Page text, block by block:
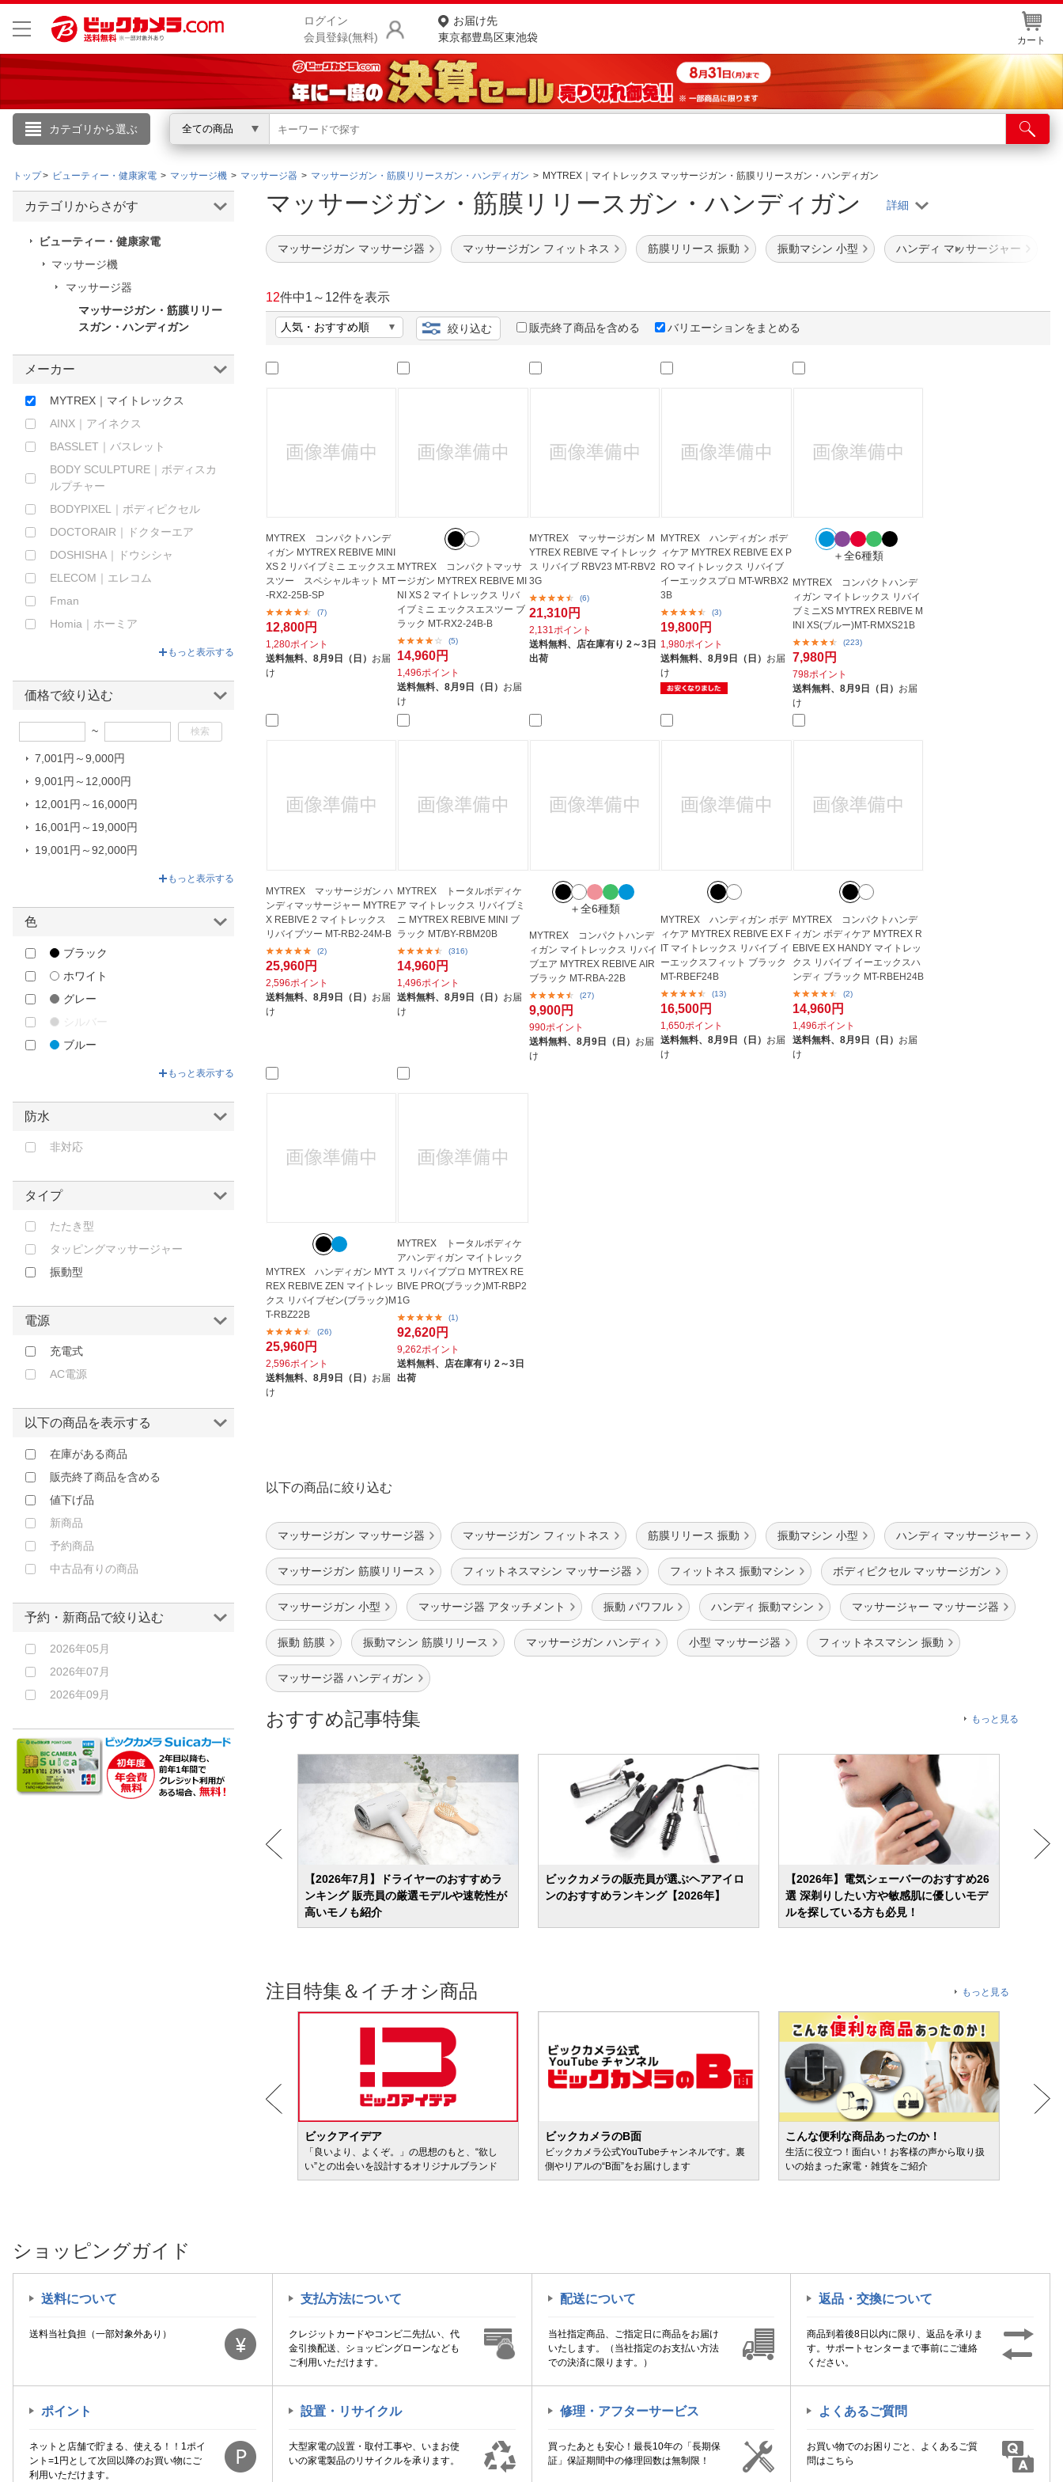
ログイン
会員登録(無料)
お届け先
東京都豊島区東池袋
カート
カテゴリから選ぶ 全ての商品
こんにちは
ログイン
会員メニュー
お買いもの履歴
お知らせ
ランキングからさがす
カテゴリ一覧からさがす
ご利用ガイド
よくある質問・お問合せ
ネット取り置き
ポイントカードWEB登録
店舗情報・店舗一覧
トップ ビューティー・健康家電 マッサージ機 マッサージ器 マッサージガン・筋膜リリースガン・ハンディガン MYTREX｜マイトレックス マッサージガン・筋膜リリースガン・ハンディガン
マッサージガン・筋膜リリースガン・ハンディガン
マッサージガン マッサージ器 マッサージガン フィットネス 筋膜リリース 振動 振動マシン 小型 ハンディ マッサージャー
12件中1 ～ 12件を表示
絞り込む 販売終了商品を含める バリエーションをまとめる
MYTREX コンパクトハンデ
ィガン MYTREX REBIVE MINI
XS 2 リバイブミニ エックスエ
スツー スペシャルキット MT
-RX2-25B-SP
(7)
12,800円
1,280ポイント
送料無料、 8月9日（日） お届
け
MYTREX コンパクトマッサ
ージガン MYTREX REBIVE MI
NI XS 2 マイトレックス リバ
イブミニ エックスエスツー ブ
ラック MT-RX2-24B-B
(5)
14,960円
1,496ポイント
送料無料、8月9日（日） お届
け
MYTREX マッサージガン M
YTREX REBIVE マイトレック
ス リバイブ RBV23 MT-RBV2
3G
(6)
21,310円
2,131ポイント
送料無料、 店在庫有り 2～3日
出荷
MYTREX ハンディガン ボデ
ィケア MYTREX REBIVE EX P
RO マイトレックス リバイブ
イーエックスプロ MT-WRBX2
3B
(3)
19,800円
1,980ポイント
送料無料、8月9日（日） お届
け
＋全6種類
MYTREX コンパクトハンデ
ィガン マイトレックス リバイ
ブミニXS MYTREX REBIVE M
INI XS(ブルー)MT-RMXS21B
(223)
7,980円
798ポイント
送料無料、 8月9日（日） お届
け
MYTREX マッサージガン ハ
ンディマッサージャー MYTRE
X REBIVE 2 マイトレックス
リバイブツー MT-RB2-24M-B
(2)
25,960円
2,596ポイント
送料無料、 8月9日（日） お届
け
MYTREX トータルボディケ
ア マイトレックス リバイブミ
ニ MYTREX REBIVE MINI ブ
ラック MT/BY-RBM20B
(316)
14,960円
1,496ポイント
送料無料、8月9日（日） お届
け
＋全6種類
MYTREX コンパクトハンデ
ィガン マイトレックス リバイ
ブエア MYTREX REBIVE AIR
ブラック MT-RBA-22B
(27)
9,900円
990ポイント
送料無料、 8月9日（日） お届
け
MYTREX ハンディガン ボデ
ィケア MYTREX REBIVE EX F
IT マイトレックス リバイブ イ
ーエックスフィット ブラック
MT-RBEF24B
(13)
16,500円
1,650ポイント
送料無料、8月9日（日） お届
け
MYTREX コンパクトハンデ
ィガン ボディケア MYTREX R
EBIVE EX HANDY マイトレッ
クス リバイブ イーエックスハ
ンディ ブラック MT-RBEH24B
(2)
14,960円
1,496ポイント
送料無料、 8月9日（日） お届
け
MYTREX ハンディガン MYT
REX REBIVE ZEN マイトレッ
クス リバイブゼン(ブラック)M
T-RBZ22B
(26)
25,960円
2,596ポイント
送料無料、 8月9日（日） お届
け
MYTREX トータルボディケ
アハンディガン マイトレック
ス リバイブプロ MYTREX RE
BIVE PRO(ブラック)MT-RBP2
1G
(1)
92,620円
9,262ポイント
送料無料、 店在庫有り 2～3日
出荷
以下の商品に絞り込む
マッサージガン マッサージ器 マッサージガン フィットネス 筋膜リリース 振動 振動マシン 小型 ハンディ マッサージャー
マッサージガン 筋膜リリース フィットネスマシン マッサージ器 フィットネス 振動マシン ボディピクセル マッサージガン
マッサージガン 小型 マッサージ器 アタッチメント 振動 パワフル ハンディ 振動マシン マッサージャー マッサージ器
振動 筋膜 振動マシン 筋膜リリース マッサージガン ハンディ 小型 マッサージ器 フィットネスマシン 振動
マッサージ器 ハンディガン
おすすめ記事特集 もっと見る
【2026年7月】ドライヤーのおすすめラ
ンキング 販売員の厳選モデルや速乾性が
高いモノも紹介
ビックカメラの販売員が選ぶヘアアイロ
ンのおすすめランキング【2026年】
【2026年】電気シェーバーのおすすめ26
選 深剃りしたい方や敏感肌に優しいモデ
ルを探している方も必見！
注目特集＆イチオシ商品 もっと見る
ビックアイデア
「良いより、よくぞ。」の思想のもと、“欲し
い”との出会いを設計するオリジナルブランド
ビックカメラのB面
ビックカメラ公式YouTubeチャンネルです。裏
側やリアルの“B面”をお届けします
こんな便利な商品あったのか！
生活に役立つ！面白い！お客様の声から取り扱
いの始まった家電・雑貨をご紹介
カテゴリからさがす
ビューティー・健康家電
マッサージ機
マッサージ器
マッサージガン・筋膜リリー
スガン・ハンディガン
メーカー
AINX｜アイネクス
BASSLET｜バスレット
BODY SCULPTURE｜ボディスカ
ルプチャー
BODYPIXEL｜ボディピクセル
DOCTORAIR｜ドクターエア
DOSHISHA｜ドウシシャ
ELECOM｜エレコム
Fman
Homia｜ホーミア
HuBDIC｜ヒュービディック
IRIS OHYAMA｜アイリスオーヤマ
miti
MTG｜エムティージー
MYTREX｜マイトレックス
NAKAGAMI｜ナカガミ
OYeet｜オーイート
PHILIPS｜フィリップス
RELX｜リラクス
SOMA FACTORY｜そうまファク
トリー
SYNCA｜シンカ
Tech Love｜テックラブ
Therabody｜セラボディ
uFit｜ユーフィット
WAVEWAVE｜ウェイブウェイブ
アテックス｜ATEX
イトウ｜ITO
グローバル・ジャパン｜GLOBAL
シナジートレーディング｜
Synergy Trading
スライヴ｜THRIVE
CORPORATION
フジアンドチェリー｜Fuji&Cherry
フジ医療器｜FUJIIRYOKI
三友商事｜MITSUTOMO
吉田産業｜YOSHIDA SANGYO
日創プラス｜NISSOPLUS
東恒｜TOKOH
もっと表示する
価格で絞り込む
~
7,001円～9,000円
9,001円～12,000円
12,001円～16,000円
16,001円～19,000円
19,001円～92,000円
もっと表示する
色
ブラック
ホワイト
グレー
シルバー
ブルー
レッド
パープル
もっと表示する
防水
非対応
タイプ
たたき型
タッピングマッサージャー
振動型
電源
充電式
AC電源
以下の商品を表示する
在庫がある商品
販売終了商品を含める
値下げ品
新商品
予約商品
中古品有りの商品
予約・新商品で絞り込む
2026年05月
2026年07月
2026年09月
ショッピングガイド
送料について
送料当社負担（一部対象外あり）
支払方法について
クレジットカードやコンビ二先払い、代
金引換配送、ショッピングローンなども
ご利用いただけます。
配送について
当社指定商品、ご指定日に商品をお届け
いたします。（当社指定のお支払い方法
での決済に限ります。）
返品・交換について
商品到着後8日以内に限り、返品を承りま
す。サポートセンターまで事前にご連絡
ください。
ポイント
ネットと店舗で貯まる、使える！！1ポイ
ント=1円として次回以降のお買い物にご
利用いただけます。
設置・リサイクル
大型家電の設置・取付工事や、いまお使
いの家電製品のリサイクルを承ります。
修理・アフターサービス
買ったあとも安心！最長10年の「長期保
証」保証期間中の修理回数は無制限！
よくあるご質問
お買い物でのお困りごと、よくあるご質
問はこちら